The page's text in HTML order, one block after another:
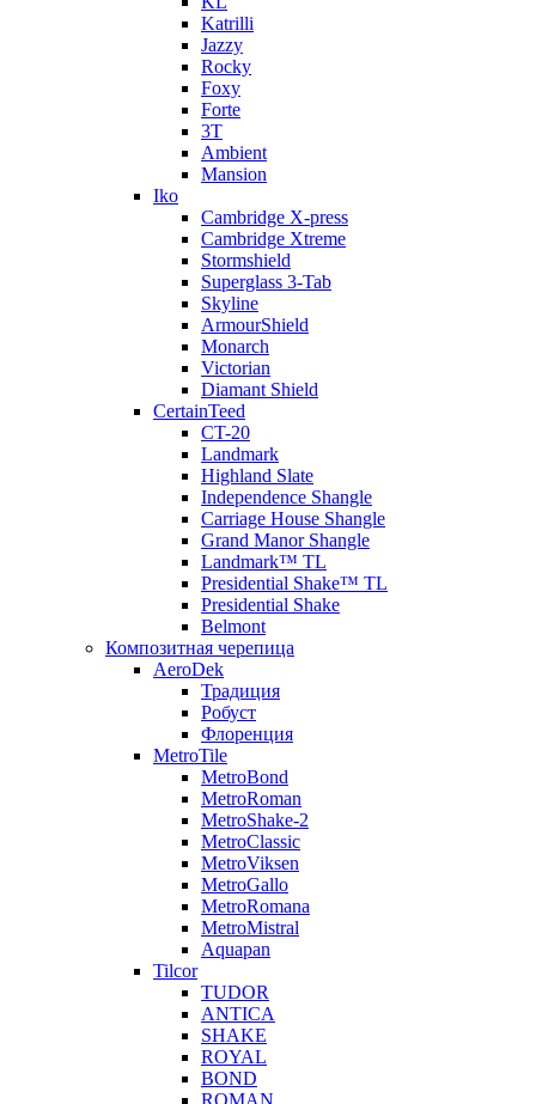
Katrilli
Jazzy
Rocky
Foxy
Forte
3T
Ambient
Mansion
Iko
Cambridge X-press
Cambridge Xtreme
Stormshield
Superglass 3-Tab
Skyline
ArmourShield
Monarch
Victorian
Diamant Shield
CertainTeed
CT-20
Landmark
Highland Slate
Independence Shangle
Carriage House Shangle
Grand Manor Shangle
Landmark™ TL
Presidential Shake™ TL
Presidential Shake
Belmont
Композитная черепица
AeroDek
Традиция
Робуст
Флоренция
MetroTile
MetroBond
MetroRoman
MetroShake-2
MetroClassic
MetroViksen
MetroGallo
MetroRomana
MetroMistral
Aquapan
Tilcor
TUDOR
ANTICA
SHAKE
ROYAL
BOND